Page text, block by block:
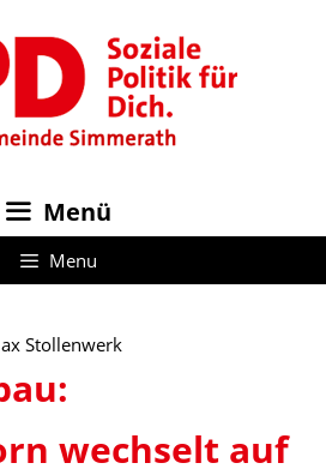
Menü
Menu
Stollenwerk
wechselt auf